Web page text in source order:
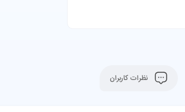
نظرات کاربران